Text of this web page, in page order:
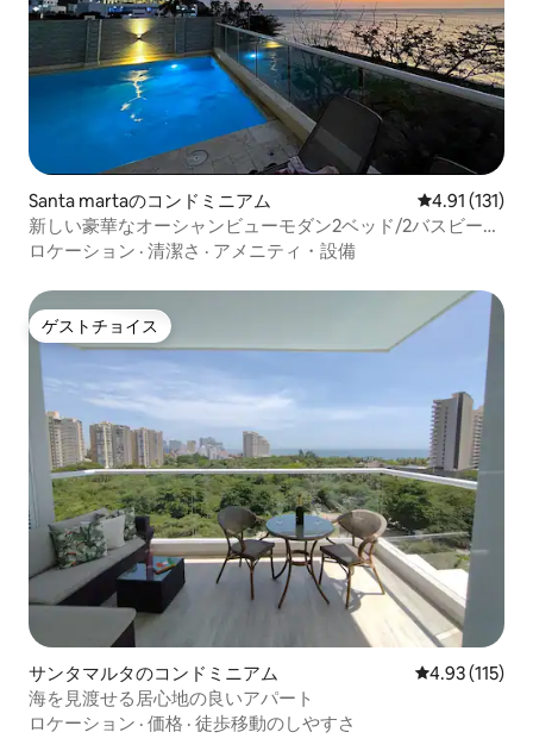
Santa martaのコンドミニアム レビュー131
4.91 (131)
新しい豪華なオーシャンビューモダン2ベッド/2バスビー
チ！
ロケーション · 清潔さ · アメニティ・設備
ゲストチョイス
ゲストチョイス
サンタマルタのコンドミニアム レビュー115
4.93 (115)
海を見渡せる居心地の良いアパート
ロケーション · 価格 · 徒歩移動のしやすさ